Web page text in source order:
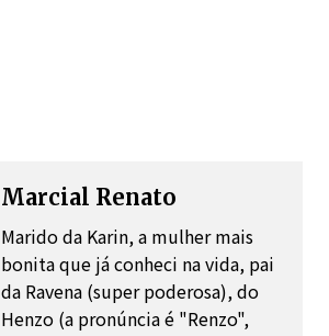
Marcial Renato
Marido da Karin, a mulher mais
bonita que já conheci na vida, pai
da Ravena (super poderosa), do
Henzo (a pronúncia é "Renzo",